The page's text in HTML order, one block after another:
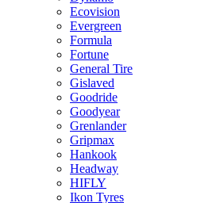
Ecovision
Evergreen
Formula
Fortune
General Tire
Gislaved
Goodride
Goodyear
Grenlander
Gripmax
Hankook
Headway
HIFLY
Ikon Tyres